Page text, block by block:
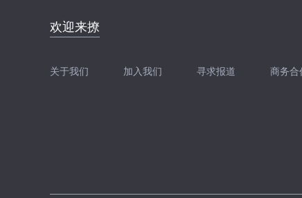
欢迎来撩
关于我们 加入我们
扫码加我直接扔简历 寻求报道 商务合
扫码加我直